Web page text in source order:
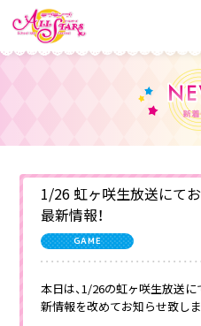
1/26 虹ヶ咲生放送にて
最新情報！
GAME
本日は、1/26の虹ヶ咲生放送
新情報を改めてお知らせ致しま